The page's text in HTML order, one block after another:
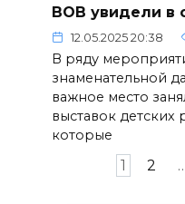
ВОВ увидели в
12.05.2025 20:38
В ряду
знаменательной
важное место
выставок детских
которые
1 2